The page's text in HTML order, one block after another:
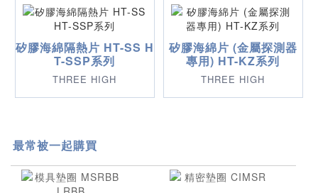
矽膠海綿隔熱片 HT-SS H
T-SSP系列
THREE HIGH
矽膠海綿片 (金屬探測器
專用) HT-KZ系列
THREE HIGH
最常被一起購買